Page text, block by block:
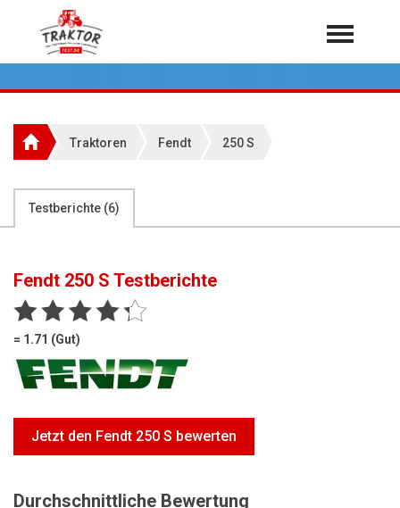
Home
Rundballenpressen
Teleskoplader
Rasentraktoren
Hoflader
Über 7.000 Testberichte
Traktoren Fendt 250 S
Testberichte (6)
Fendt 250 S Testberichte
= 1.71 (Gut)
Jetzt den Fendt 250 S bewerten
Durchschnittliche Bewertung